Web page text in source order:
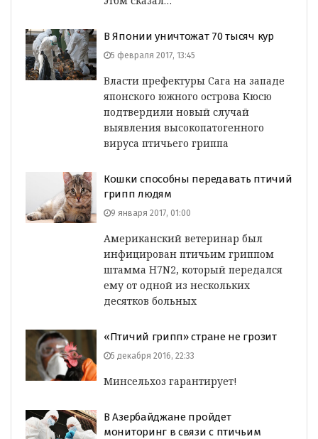
В Японии уничтожат 70 тысяч кур
5 февраля 2017, 13:45
Власти префектуры Сага на западе
японского южного острова Кюсю
подтвердили новый случай
выявления высокопатогенного
вируса птичьего гриппа
Кошки способны передавать птичий
грипп людям
9 января 2017, 01:00
Американский ветеринар был
инфицирован птичьим гриппом
штамма H7N2, который передался
ему от одной из нескольких
десятков больных
«Птичий грипп» стране не грозит
5 декабря 2016, 22:33
Минсельхоз гарантирует!
В Азербайджане пройдет
мониторинг в связи с птичьим